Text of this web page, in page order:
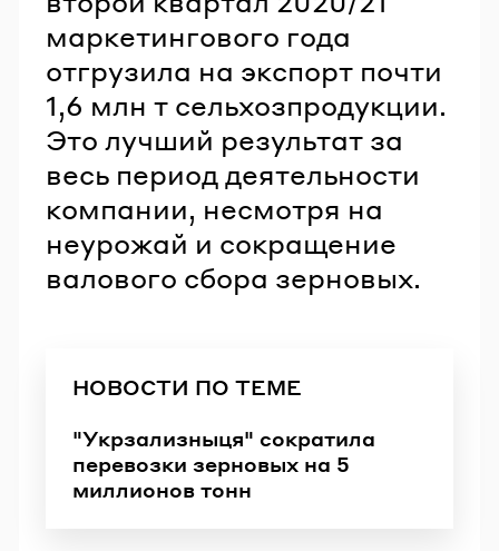
маркетингового года
отгрузила на экспорт почти
1,6 млн т сельхозпродукции.
Это лучший результат за
весь период деятельности
компании, несмотря на
неурожай и сокращение
валового сбора зерновых.
НОВОСТИ ПО ТЕМЕ
"Укрзализныця" сократила
перевозки зерновых на 5
миллионов тонн